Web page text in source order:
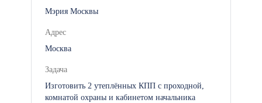
Мэрия Москвы
Адрес
Москва
Задача
Изготовить 2 утеплённых КПП с проходной,
комнатой охраны и кабинетом начальника